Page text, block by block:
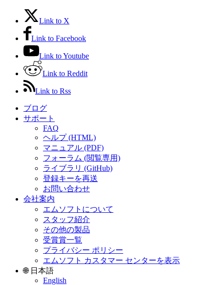
Link to X
Link to Facebook
Link to Youtube
Link to Reddit
Link to Rss
ブログ
サポート
FAQ
ヘルプ (HTML)
マニュアル (PDF)
フォーラム (閲覧専用)
ライブラリ (GitHub)
登録キーを再送
お問い合わせ
会社案内
エムソフトについて
スタッフ紹介
その他の製品
受賞賞一覧
プライバシー ポリシー
エムソフト カスタマー センターを表示
🌐 日本語
English